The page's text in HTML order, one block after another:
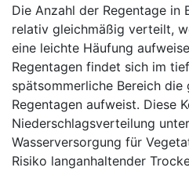
Die Anzahl der Regentage in
relativ gleichmäßig verteilt,
eine leichte Häufung
Regentagen findet sich im
spätsommerliche Bereich die
Regentagen aufweist. Diese
Niederschlagsverteilung
Wasserversorgung für
Risiko langanhaltender